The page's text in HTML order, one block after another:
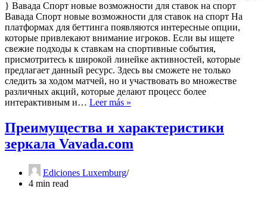
} Вавада Спорт новые возможности для ставок на спорт
Вавада Спорт новые возможности для ставок на спорт На
платформах для беттинга появляются интересные опции,
которые привлекают внимание игроков. Если вы ищете
свежие подходы к ставкам на спортивные события,
присмотритесь к широкой линейке активностей, которые
предлагает данный ресурс. Здесь вы сможете не только
следить за ходом матчей, но и участвовать во множестве
различных акций, которые делают процесс более
интерактивным и… Leer más »
возможности
для
Преимущества и характеристики
зеркала Vavada.com
Ediciones Luxemburg
4 min read